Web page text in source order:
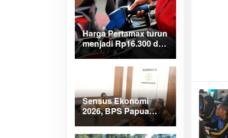
Harga Pertamax turun
menjadi Rp16.300 di
wilayah Papua
Sensus Ekonomi
2026, BPS Papua
Barat saar pimpinan
DPRPB